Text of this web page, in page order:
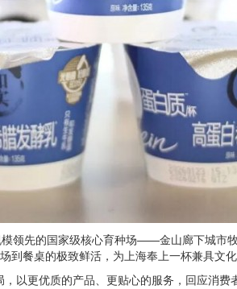
模领先的国家级核心育种场——金山廊下城
餐桌的极致鲜活，为上海奉上一杯兼具文
以更优质的产品、更贴心的服务，回应消费